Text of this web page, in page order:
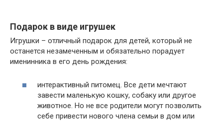
Подарок в виде игрушек
Игрушки – отличный подарок для детей, который не
останется незамеченным и обязательно порадует
именинника в его день рождения:
интерактивный питомец. Все дети мечтают
завести маленькую кошку, собаку или другое
животное. Но не все родители могут позволить
себе привести нового члена семьи в дом или